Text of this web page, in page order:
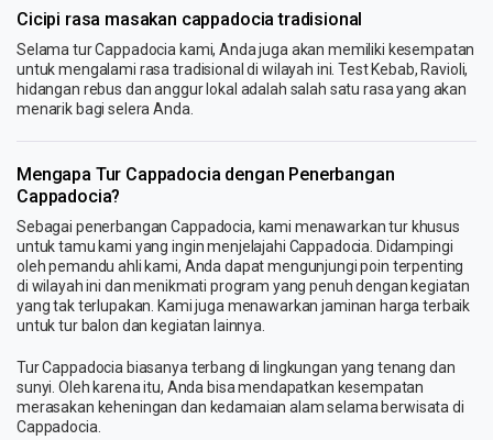
Cicipi rasa masakan cappadocia tradisional
Selama tur Cappadocia kami, Anda juga akan memiliki kesempatan
untuk mengalami rasa tradisional di wilayah ini. Test Kebab, Ravioli,
hidangan rebus dan anggur lokal adalah salah satu rasa yang akan
menarik bagi selera Anda.
Mengapa Tur Cappadocia dengan Penerbangan
Cappadocia?
Sebagai penerbangan Cappadocia, kami menawarkan tur khusus
untuk tamu kami yang ingin menjelajahi Cappadocia. Didampingi
oleh pemandu ahli kami, Anda dapat mengunjungi poin terpenting
di wilayah ini dan menikmati program yang penuh dengan kegiatan
yang tak terlupakan. Kami juga menawarkan jaminan harga terbaik
untuk tur balon dan kegiatan lainnya.
Tur Cappadocia biasanya terbang di lingkungan yang tenang dan
sunyi. Oleh karena itu, Anda bisa mendapatkan kesempatan
merasakan keheningan dan kedamaian alam selama berwisata di
Cappadocia.